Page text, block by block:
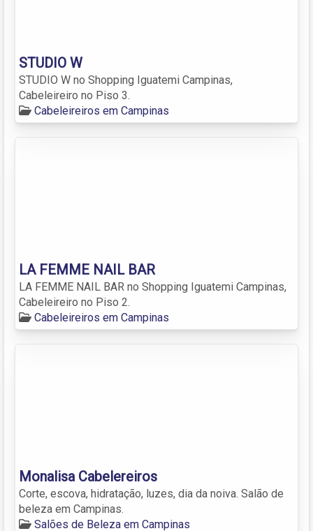
STUDIO W
STUDIO W no Shopping Iguatemi Campinas,
Cabeleireiro no Piso 3.
Cabeleireiros em Campinas
LA FEMME NAIL BAR
LA FEMME NAIL BAR no Shopping Iguatemi Campinas,
Cabeleireiro no Piso 2.
Cabeleireiros em Campinas
Monalisa Cabelereiros
Corte, escova, hidratação, luzes, dia da noiva. Salão de
beleza em Campinas.
Salões de Beleza em Campinas